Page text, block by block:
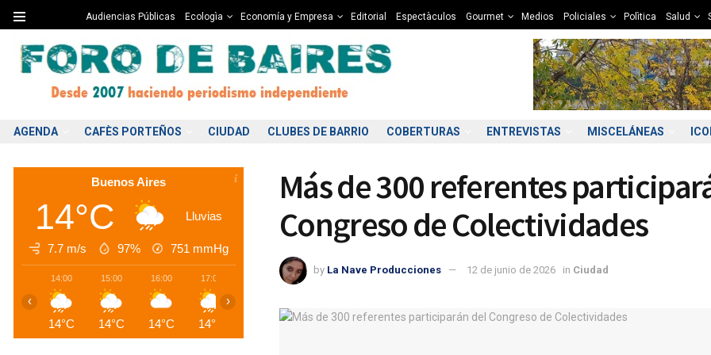
Audiencias Públicas Ecologìa Economía y Empresa Editorial Espectàculos Gourmet Medios Policiales Polìtica Salud
AGENDA CAFÈS PORTEÑOS CIUDAD CLUBES DE BARRIO COBERTURAS ENTREVISTAS MISCELÁNEAS
Más de 300 referentes
Congreso de Colectividades
by La Nave Producciones 12 de junio de 2026 in Ciudad
Buenos Aires
14°C Lluvias
7.7 m/s 97% 751 mmHg
14:00
14°C
15:00
14°C
16:00
14°C
17:00
14°C
19:00
10°C 10°C 9°C 9°C 8°C 8°C 8°C
‹ ›